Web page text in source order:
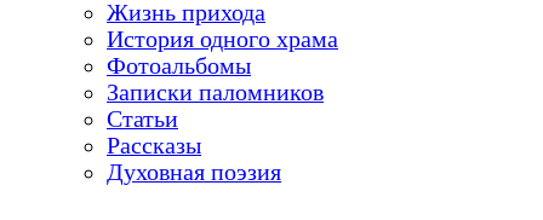
Жизнь прихода
История одного храма
Фотоальбомы
Записки паломников
Статьи
Рассказы
Духовная поэзия